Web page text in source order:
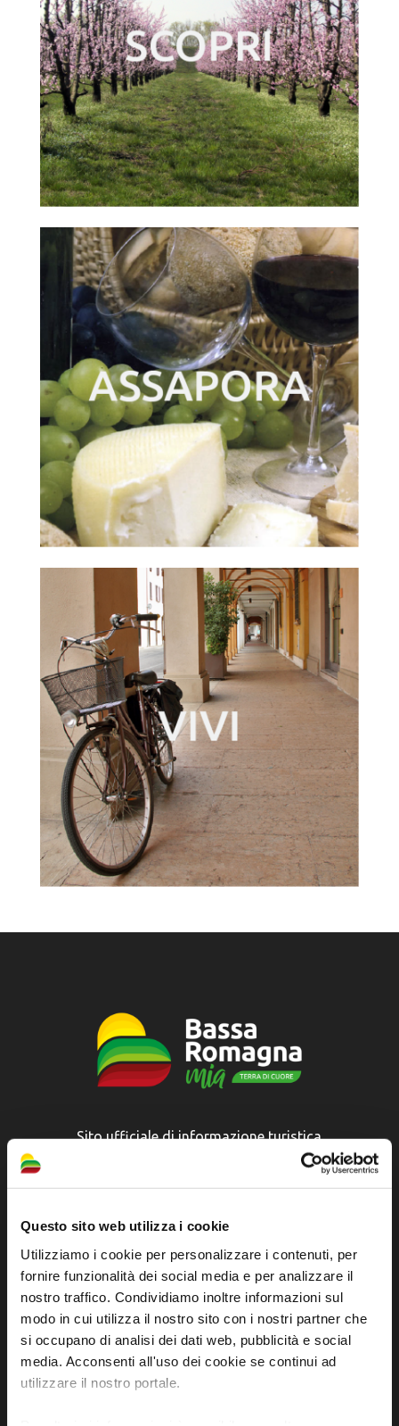
Questo sito web utilizza i cookie
Utilizziamo i cookie per personalizzare i contenuti, per
fornire funzionalità dei social media e per analizzare il
nostro traffico. Condividiamo inoltre informazioni sul
modo in cui utilizza il nostro sito con i nostri partner che
si occupano di analisi dei dati web, pubblicità e social
media. Acconsenti all'uso dei cookie se continui ad
utilizzare il nostro portale.
Sito ufficiale di informazione turistica
dell'Unione dei Comuni della Bassa Romagna
48012 Bagnacavallo (RA)
Tel. +39 0545 280898
turismo@unione.labassaromagna.it
P.E.C. pg.unione.labassaromagna.it@legalmail.it